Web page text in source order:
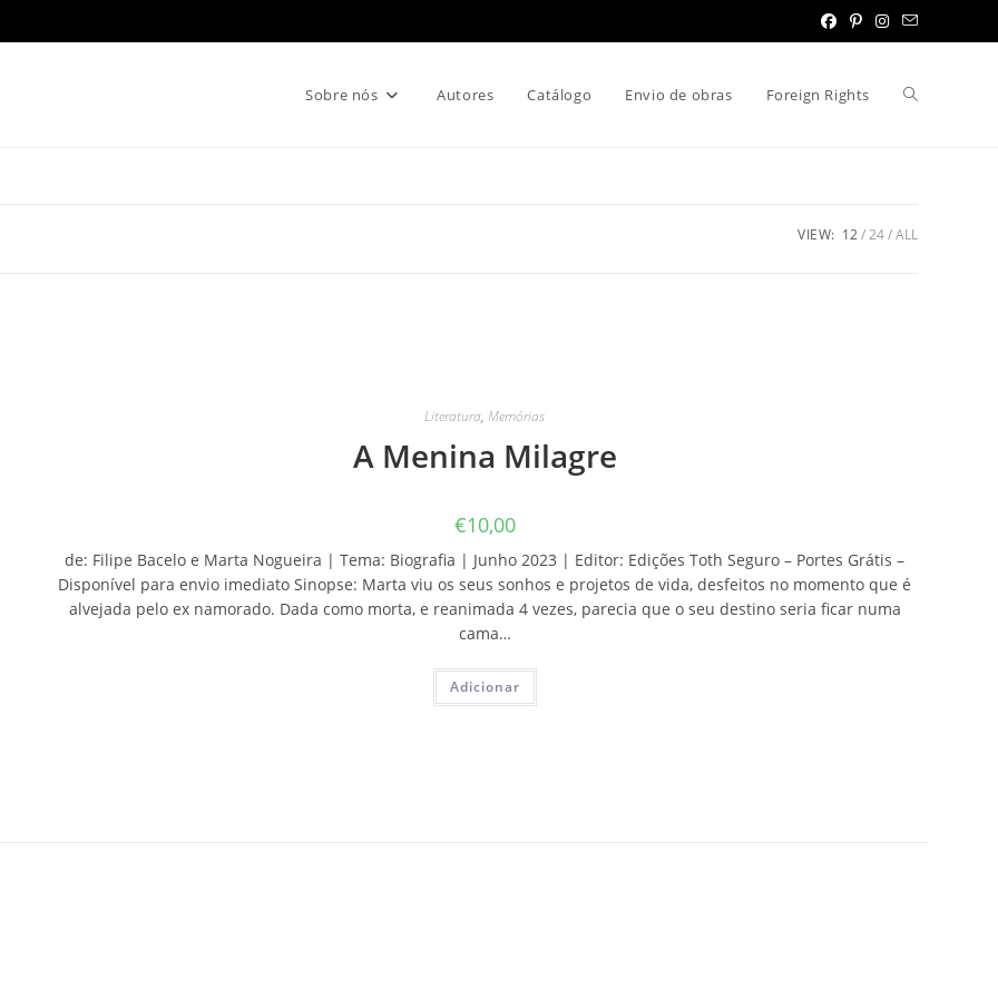
Sobre nós Autores Catálogo Envio de obras Foreign Rights Toggle
VIEW: 12 24 ALL
Literatura,Memórias
A Menina Milagre
€10,00
de: Filipe Bacelo e Marta Nogueira | Tema: Biografia | Junho 2023 | Editor: Edições Toth Seguro – Portes Grátis –
Disponível para envio imediato Sinopse: Marta viu os seus sonhos e projetos de vida, desfeitos no momento que é
alvejada pelo ex namorado. Dada como morta, e reanimada 4 vezes, parecia que o seu destino seria ficar numa
cama…
Adicionar